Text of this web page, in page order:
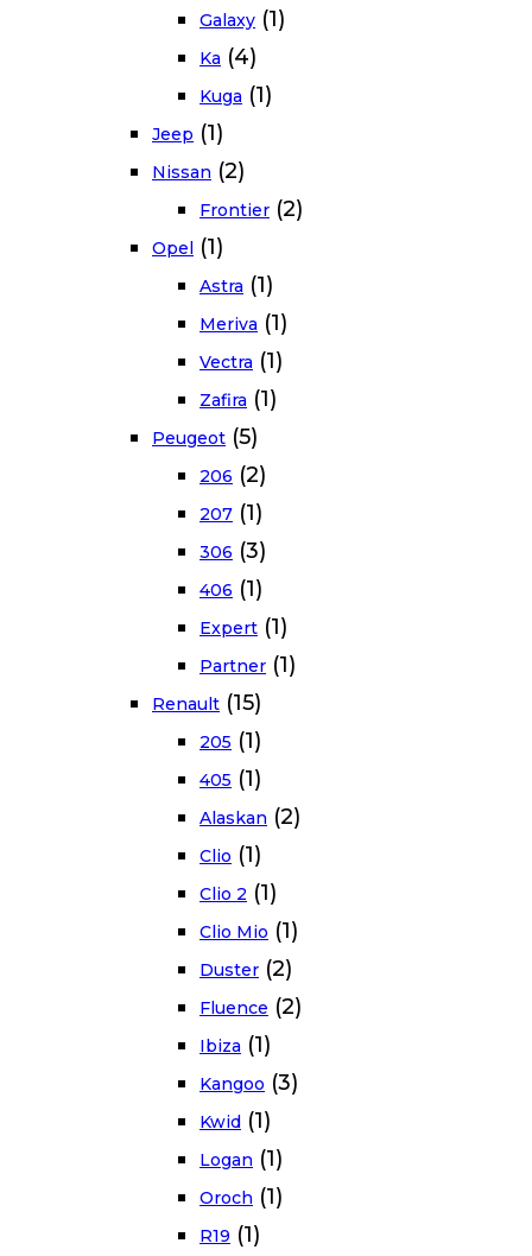
Galaxy (1)
Ka (4)
Kuga (1)
Jeep (1)
Nissan (2)
Frontier (2)
Opel (1)
Astra (1)
Meriva (1)
Vectra (1)
Zafira (1)
Peugeot (5)
206 (2)
207 (1)
306 (3)
406 (1)
Expert (1)
Partner (1)
Renault (15)
205 (1)
405 (1)
Alaskan (2)
Clio (1)
Clio 2 (1)
Clio Mio (1)
Duster (2)
Fluence (2)
Ibiza (1)
Kangoo (3)
Kwid (1)
Logan (1)
Oroch (1)
R19 (1)